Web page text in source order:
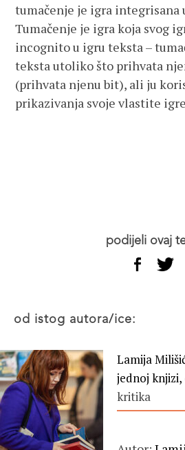
tumačenje je igra integrisana
Tumačenje je igra koja svog
incognito u igru teksta –
teksta utoliko što prihvata
(prihvata njenu bit), ali ju
prikazivanja svoje vlastite
podijeli ovaj
od istog autora/ice:
Lamija
jednoj knjizi,
kritika